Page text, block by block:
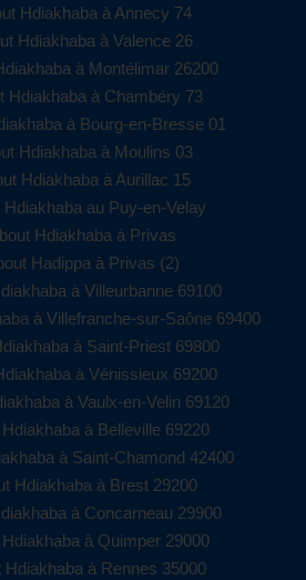
Hdiakhaba à Annecy 74
Hdiakhaba à Valence 26
à Montélimar 26200
Hdiakhaba à Chambéry 73
à Bourg-en-Bresse 01
Hdiakhaba à Moulins 03
Hdiakhaba à Aurillac 15
Hdiakhaba au Puy-en-Velay
Hdiakhaba à Privas
Hadippa à Privas (2)
à Villeurbanne 69100
à Villefranche-sur-Saône 69400
à Saint-Priest 69800
à Vénissieux 69200
à Vaulx-en-Velin 69120
à Belleville 69220
à Saint-Chamond 42400
Hdiakhaba à Brest 29200
à Concarneau 29900
à Quimper 29000
Hdiakhaba à Rennes 35000